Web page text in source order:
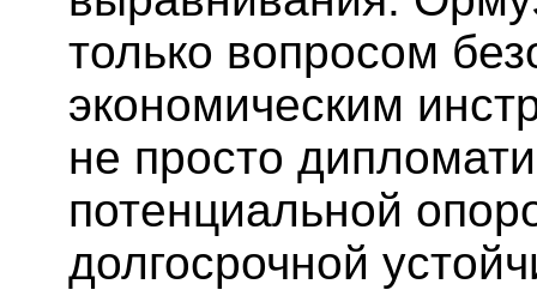
только вопросом
экономическим
не просто
потенциальной
долгосрочной